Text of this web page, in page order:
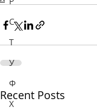
С
Т
У
Ф
Х
Recent Posts